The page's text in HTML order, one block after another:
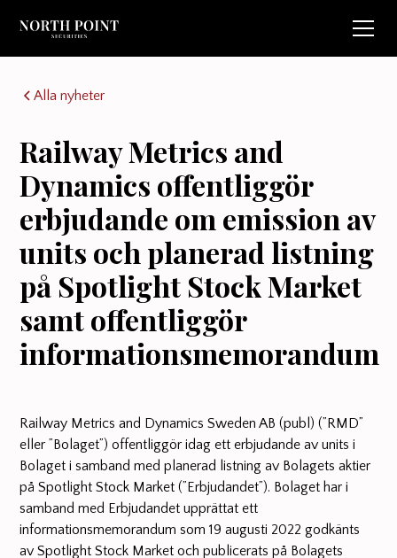
Alla nyheter
Railway Metrics and
Dynamics offentliggör
erbjudande om emission av
units och planerad listning
på Spotlight Stock Market
samt offentliggör
informationsmemorandum
Railway Metrics and Dynamics Sweden AB (publ) (”RMD”
eller ”Bolaget”) offentliggör idag ett erbjudande av units i
Bolaget i samband med planerad listning av Bolagets aktier
på Spotlight Stock Market (”Erbjudandet”). Bolaget har i
samband med Erbjudandet upprättat ett
informationsmemorandum som 19 augusti 2022 godkänts
av Spotlight Stock Market och publicerats på Bolagets